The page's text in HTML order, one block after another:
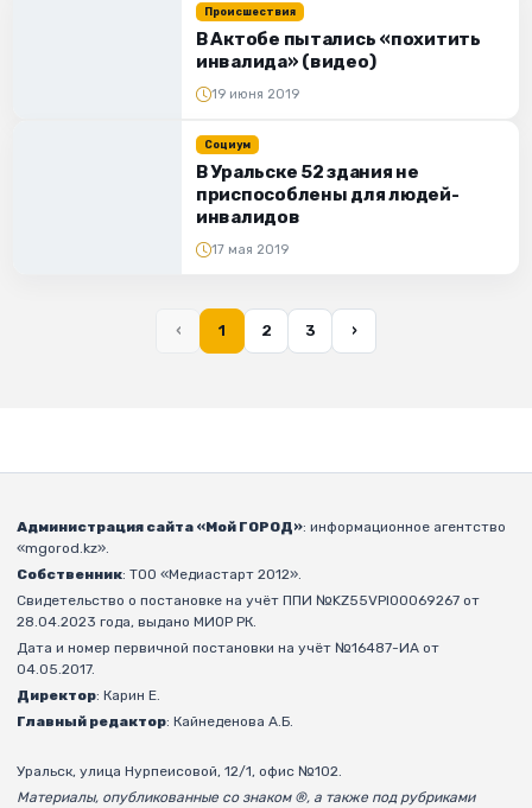
Происшествия
В Актобе пытались «похитить
инвалида» (видео)
19 июня 2019
Социум
В Уральске 52 здания не
приспособлены для людей-
инвалидов
17 мая 2019
‹ 1 2 3 ›
Администрация сайта «Мой ГОРОД»: информационное агентство
«mgorod.kz».
Собственник: ТОО «Медиастарт 2012».
Свидетельство о постановке на учёт ППИ №KZ55VPI00069267 от
28.04.2023 года, выдано МИОР РК.
Дата и номер первичной постановки на учёт №16487-ИА от
04.05.2017.
Директор: Карин Е.
Главный редактор: Кайнеденова А.Б.
Уральск, улица Нурпеисовой, 12/1, офис №102.
Материалы, опубликованные со знаком ®, а также под рубриками